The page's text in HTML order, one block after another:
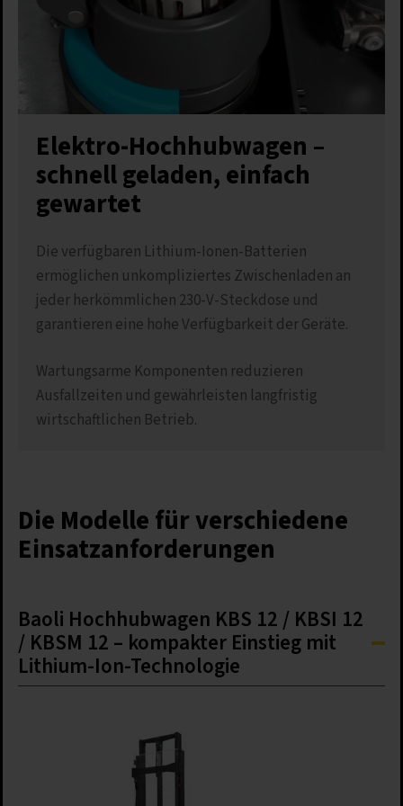
Elektro-Hochhubwagen –
schnell geladen, einfach
gewartet
Die verfügbaren Lithium-Ionen-Batterien
ermöglichen unkompliziertes Zwischenladen an
jeder herkömmlichen 230-V-Steckdose und
garantieren eine hohe Verfügbarkeit der Geräte.
Wartungsarme Komponenten reduzieren
Ausfallzeiten und gewährleisten langfristig
wirtschaftlichen Betrieb.
Die Modelle für verschiedene
Einsatzanforderungen
Baoli Hochhubwagen KBS 12 / KBSI 12
/ KBSM 12 – kompakter Einstieg mit
Lithium-Ion-Technologie